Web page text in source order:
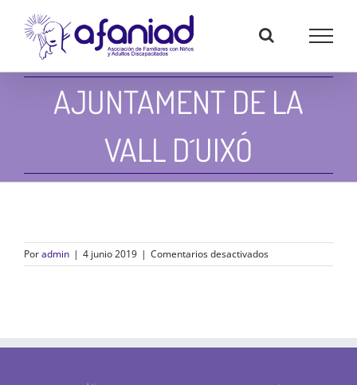
content
AJUNTAMENT DE LA
VALL D´UIXÓ
Poradmin | 4 junio 2019 | Comentarios desactivadosen
Ajuntament